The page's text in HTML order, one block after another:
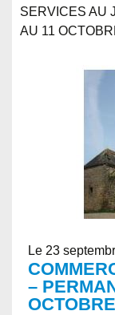
SERVICES AU
AU 11
Le 23
–
OCTOBRE